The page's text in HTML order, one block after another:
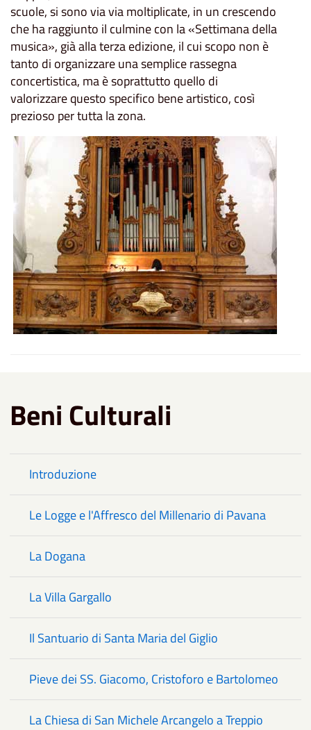
scuole, si sono via via moltiplicate, in un crescendo
che ha raggiunto il culmine con la «Settimana della
musica», già alla terza edizione, il cui scopo non è
tanto di organizzare una semplice rassegna
concertistica, ma è soprattutto quello di
valorizzare questo specifico bene artistico, così
prezioso per tutta la zona.
Beni Culturali
Introduzione
Le Logge e l'Affresco del Millenario di Pavana
La Dogana
La Villa Gargallo
Il Santuario di Santa Maria del Giglio
Pieve dei SS. Giacomo, Cristoforo e Bartolomeo
La Chiesa di San Michele Arcangelo a Treppio